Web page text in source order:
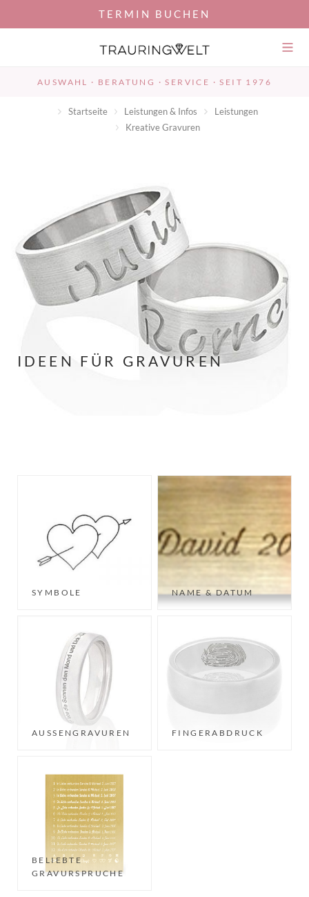
TERMIN BUCHEN
AUSWAHL · BERATUNG · SERVICE · SEIT 1976
Startseite Leistungen & Infos
Leistungen
Kreative Gravuren
IDEEN FÜR GRAVUREN
SYMBOLE NAME & DATUM
AUSSENGRAVUREN FINGERABDRUCK
BELIEBTE
GRAVURSPRUCHE